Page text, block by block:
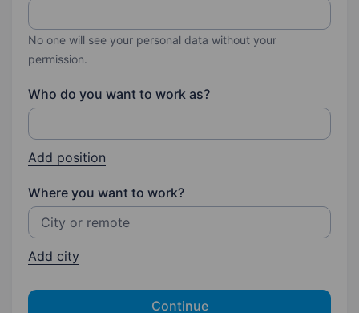
No one will see your personal data without your
permission.
Who do you want to work as?
Add position
Where you want to work?
Add city
Continue